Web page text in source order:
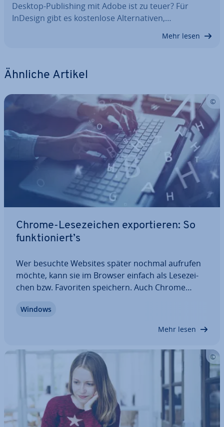
Desktop-Pu­bli­shing mit Adobe ist zu teuer? Für
InDesign gibt es kos­ten­lo­se Al­ter­na­ti­ven,…
Mehr lesen
Ähnliche Artikel
Chrome-Le­se­zei­chen ex­por­tie­ren: So
funk­tio­niert’s
Wer besuchte Websites später nochmal aufrufen
möchte, kann sie im Browser einfach als Le­se­zei­
chen bzw. Favoriten speichern. Auch Chrome
Browser un­kom­pli­ziert eine Sammlung der
Windows
Mehr lesen